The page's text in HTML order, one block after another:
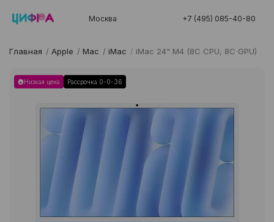
Москва +7 (495) 085-40-80
Главная / Apple / Mac / iMac / iMac 24" M4 (8C CPU, 8C GPU)
Низкая цена Рассрочка 0-0-36